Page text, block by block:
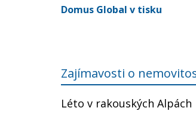
Domus Global v tisku
Zajímavosti o
Léto v rakouských Alpách